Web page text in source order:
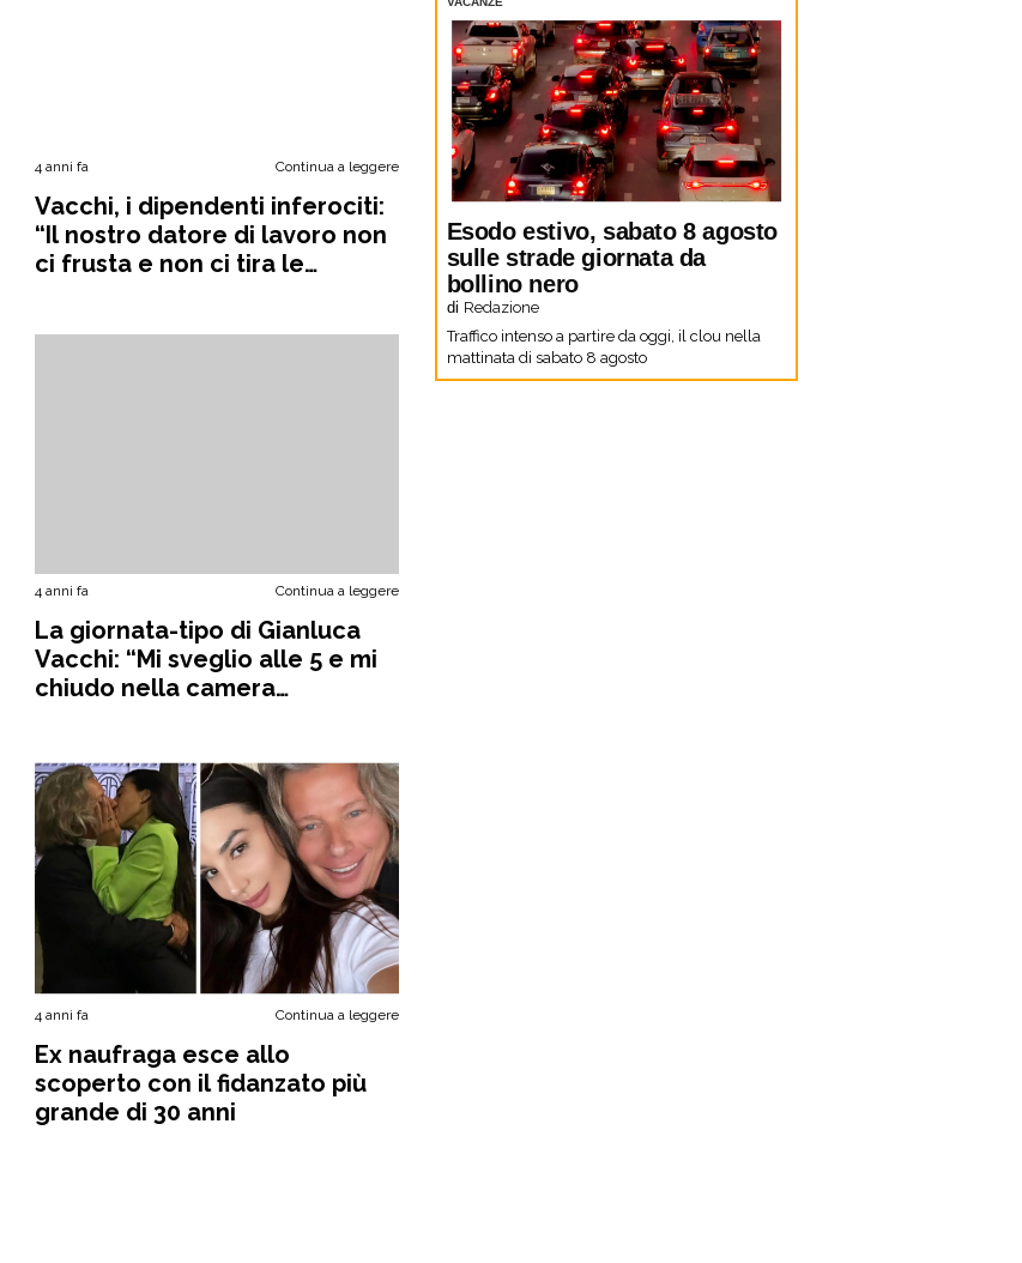
4 anni fa Continua a leggere
Vacchi, i dipendenti inferociti:
“Il nostro datore di lavoro non
ci frusta e non ci tira le
4 anni fa Continua a leggere
La giornata-tipo di Gianluca
Vacchi: “Mi sveglio alle 5 e mi
chiudo nella camera
4 anni fa Continua a leggere
Ex naufraga esce allo
scoperto con il fidanzato più
grande di 30 anni
Esodo estivo, sabato 8 agosto
sulle strade giornata da
bollino nero
di Redazione
Traffico intenso a partire da oggi, il clou nella
mattinata di sabato 8 agosto